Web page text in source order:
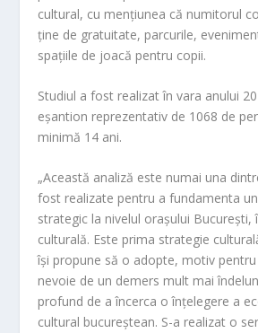
cultural, cu mențiunea că numitorul
ține de gratuitate, parcurile,
spațiile de joacă pentru copii.
Studiul a fost realizat în vara anului
eșantion reprezentativ de 1068 de
minimă 14 ani.
„Această analiză este numai una
fost realizate pentru a fundamenta
strategic la nivelul orașului București,
culturală. Este prima strategie
își propune să o adopte, motiv
nevoie de un demers mult mai
profund de a încerca o înțelegere a
cultural bucureștean. S-a realizat o